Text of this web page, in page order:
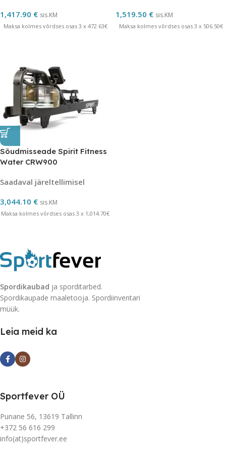
1,417.90 € sis.KM
Maksa kolmes võrdses osas 3 x 472.63€
1,519.50 € sis.KM
Maksa kolmes võrdses osas 3 x 506.50€
Sõudmisseade Spirit Fitness
Water CRW900
Saadaval järeltellimisel
3,044.10 € sis.KM
Maksa kolmes võrdses osas 3 x 1,014.70€
Spordikaubad ja sporditarbed.
Spordikaupade maaletooja. Spordiinventari
müük.
Leia meid ka
Sportfever OÜ
Punane 56, 13619 Tallinn
+372 56 616 299
info(at)sportfever.ee